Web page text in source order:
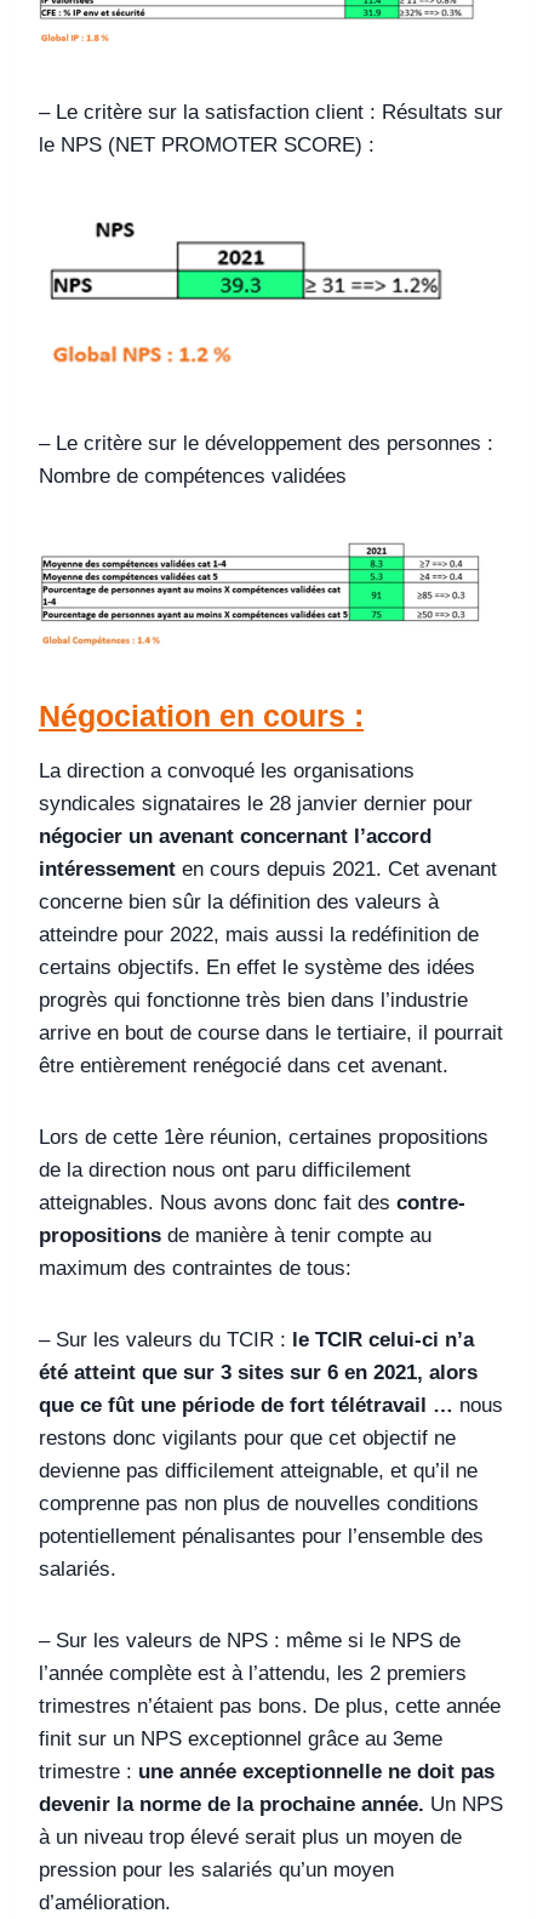
– Le critère sur la satisfaction client : Résultats sur
le NPS (NET PROMOTER SCORE) :
– Le critère sur le développement des personnes :
Nombre de compétences validées
Négociation en cours :
La direction a convoqué les organisations
syndicales signataires le 28 janvier dernier pour
négocier un avenant concernant l’accord
intéressement en cours depuis 2021. Cet avenant
concerne bien sûr la définition des valeurs à
atteindre pour 2022, mais aussi la redéfinition de
certains objectifs. En effet le système des idées
progrès qui fonctionne très bien dans l’industrie
arrive en bout de course dans le tertiaire, il pourrait
être entièrement renégocié dans cet avenant.
Lors de cette 1ère réunion, certaines propositions
de la direction nous ont paru difficilement
atteignables. Nous avons donc fait des contre-
propositions de manière à tenir compte au
maximum des contraintes de tous:
– Sur les valeurs du TCIR : le TCIR celui-ci n’a
été atteint que sur 3 sites sur 6 en 2021, alors
que ce fût une période de fort télétravail … nous
restons donc vigilants pour que cet objectif ne
devienne pas difficilement atteignable, et qu’il ne
comprenne pas non plus de nouvelles conditions
potentiellement pénalisantes pour l’ensemble des
salariés.
– Sur les valeurs de NPS : même si le NPS de
l’année complète est à l’attendu, les 2 premiers
trimestres n’étaient pas bons. De plus, cette année
finit sur un NPS exceptionnel grâce au 3eme
trimestre : une année exceptionnelle ne doit pas
devenir la norme de la prochaine année. Un NPS
à un niveau trop élevé serait plus un moyen de
pression pour les salariés qu’un moyen
d’amélioration.